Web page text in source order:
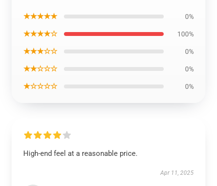
★★★★★ 0%
★★★★☆ 100%
★★★☆☆ 0%
★★☆☆☆ 0%
★☆☆☆☆ 0%
High-end feel at a reasonable price.
Apr 11, 2025